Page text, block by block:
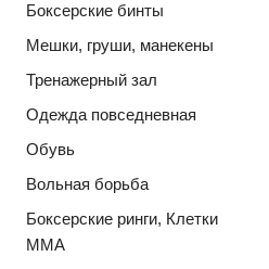
Боксерские бинты
Мешки, груши, манекены
Тренажерный зал
Одежда повседневная
Обувь
Вольная борьба
Боксерские ринги, Клетки
ММА